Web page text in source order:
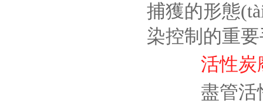
捕獲的形態
染控制的重
活性炭
盡管活性